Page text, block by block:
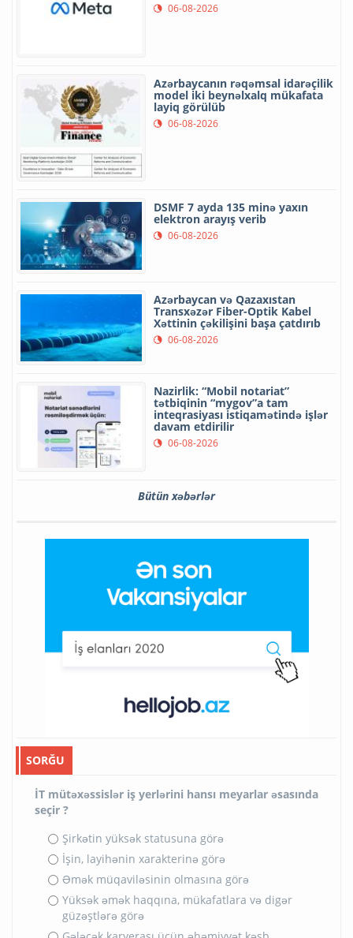
06-08-2026
Azərbaycanın rəqəmsal idarəçilik
model iki beynəlxalq mükafata
layiq görülüb
06-08-2026
DSMF 7 ayda 135 minə yaxın
elektron arayış verib
06-08-2026
Azərbaycan və Qazaxıstan
Transxəzər Fiber-Optik Kabel
Xəttinin çəkilişini başa çatdırıb
06-08-2026
Nazirlik: “Mobil notariat”
tətbiqinin “mygov”a tam
inteqrasiyası istiqamətində işlər
davam etdirilir
06-08-2026
Bütün xəbərlər
SORĞU
İT mütəxəssislər iş yerlərini hansı meyarlar əsasında
seçir ?
Şirkətin yüksək statusuna görə
İşin, layihənin xarakterinə görə
Əmək müqaviləsinin olmasına görə
Yüksək əmək haqqına, mükafatlara və digər
güzəştlərə görə